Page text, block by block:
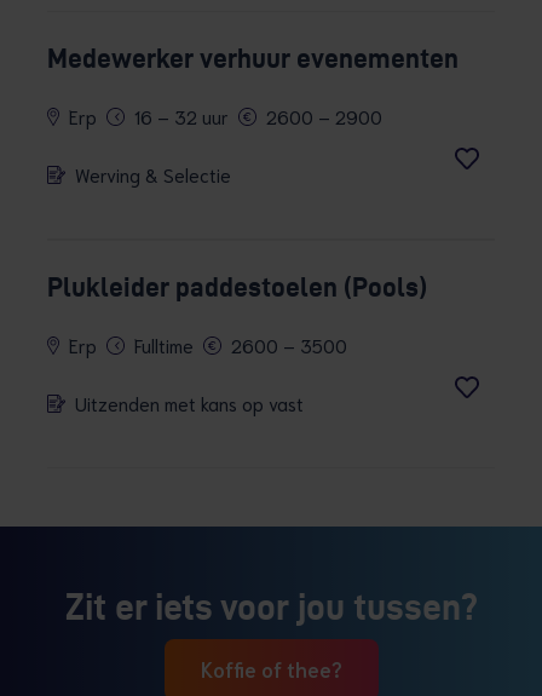
Medewerker verhuur evenementen
Erp 16 – 32 uur 2600 – 2900
Werving & Selectie
Plukleider paddestoelen (Pools)
Erp Fulltime 2600 – 3500
Uitzenden met kans op vast
Zit er iets voor jou tussen?
Koffie of thee?